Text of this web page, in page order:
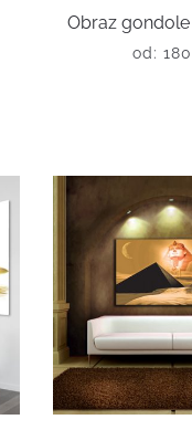
Obraz
od: 180